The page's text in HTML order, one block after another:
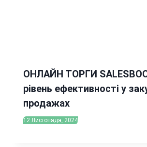
ОНЛАЙН ТОРГИ
рівень ефективності у
продажах
12 Листопада, 2024